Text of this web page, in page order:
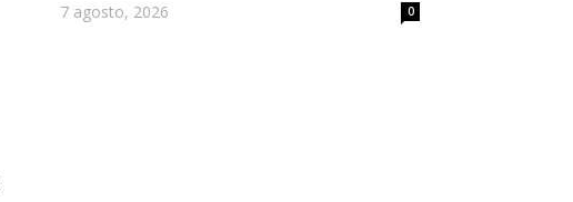
7 agosto, 2026 0